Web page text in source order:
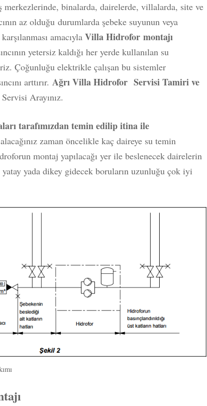
binalarda, dairelerde, villalarda, site ve
az olduğu durumlarda şebeke suyunun veya
amacıylaVilla Hidrofor montajı
yetersiz kaldığı her yerde kullanılan su
Çoğunluğu elektrikle çalışan bu sistemler
arttırır. Ağrı Villa Hidrofor Servisi Tamiri ve
Arayınız.
tarafımızdan temin edilip itina ile
alacağınız zaman öncelikle kaç daireye su temin
montaj yapılacağı yer ile beslenecek dairelerin
yatay yada dikey gidecek boruların uzunluğu çok iyi